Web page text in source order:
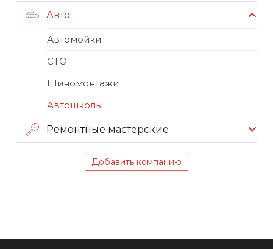
Авто
Автомойки
СТО
Шиномонтажи
Автошколы
Ремонтные мастерские
Добавить компанию